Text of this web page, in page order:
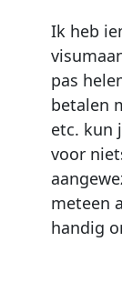
Ik heb
pas
betalen
etc. kun
voor
meteen
handig